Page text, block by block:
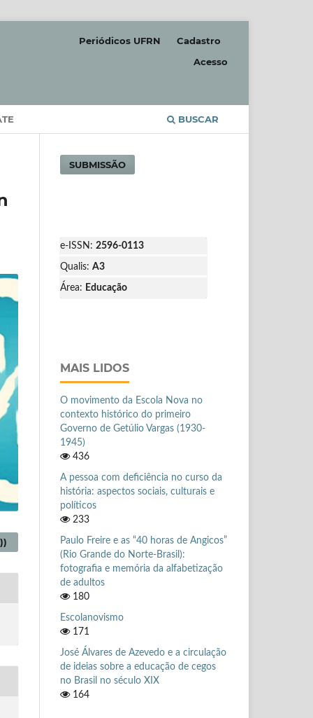
BUSCAR
Periódicos UFRN
Cadastro
Acesso
SUBMISSÃO
e-ISSN: 2596-0113
Qualis: A3
Área: Educação
MAIS LIDOS
O movimento da Escola Nova no
contexto histórico do primeiro
Governo de Getúlio Vargas (1930-
1945)
436
A pessoa com deficiência no curso da
história: aspectos sociais, culturais e
políticos
233
Paulo Freire e as “40 horas de Angicos”
(Rio Grande do Norte-Brasil):
fotografia e memória da alfabetização
de adultos
180
Escolanovismo
171
José Álvares de Azevedo e a circulação
de ideias sobre a educação de cegos
no Brasil no século XIX
164